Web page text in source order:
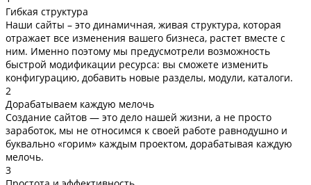
Гибкая структура
Наши сайты – это динамичная, живая структура, которая
отражает все изменения вашего бизнеса, растет вместе с
ним. Именно поэтому мы предусмотрели возможность
быстрой модификации ресурса: вы сможете изменить
конфигурацию, добавить новые разделы, модули, каталоги.
2
Дорабатываем каждую мелочь
Создание сайтов — это дело нашей жизни, а не просто
заработок, мы не относимся к своей работе равнодушно и
буквально «горим» каждым проектом, дорабатывая каждую
мелочь.
3